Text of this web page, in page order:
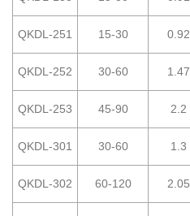
QKDL-251 15-30 0.92
QKDL-252 30-60 1.47
QKDL-253 45-90 2.2
QKDL-301 30-60 1.3
QKDL-302 60-120 2.05